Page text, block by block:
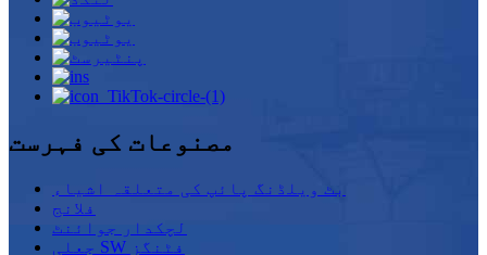
مصنوعات کی فہرست
بٹ ویلڈنگ پائپ کی متعلقہ اشیاء
فلانج
لچکدار جوائنٹ
جعلی SW فٹنگز